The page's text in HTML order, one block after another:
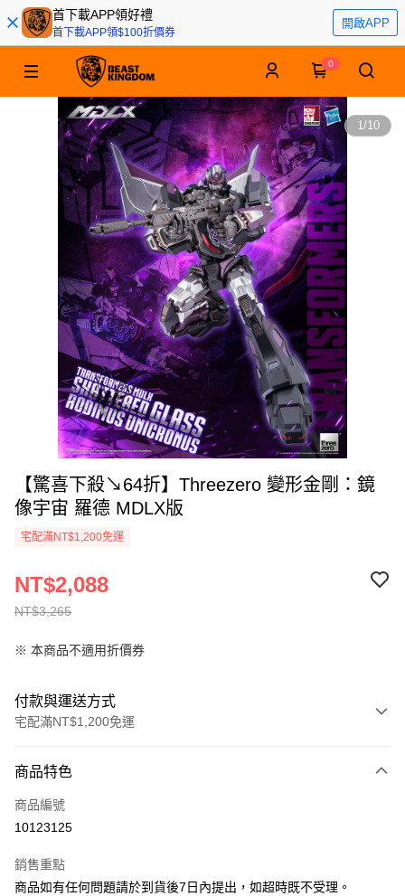
首下載APP領好禮
首下載APP領$100折價券
開啟APP
0
1/10
【驚喜下殺↘64折】Threezero 變形金剛：鏡
像宇宙 羅德 MDLX版
宅配滿NT$1,200免運
NT$3,265
NT$2,088
※ 本商品不適用折價券
付款與運送方式
宅配滿NT$1,200免運
信用卡一次付款
LINE Pay
街口支付
商品特色
商品編號
10123125
銷售重點
商品如有任何問題請於到貨後7日內提出，如超時既不受理。